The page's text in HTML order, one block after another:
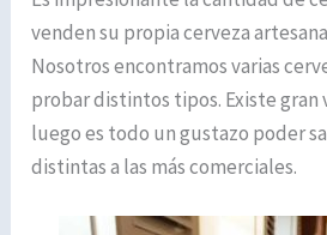
venden su propia cerveza
Nosotros encontramos varias
probar distintos tipos. Existe gran
luego es todo un gustazo poder
distintas a las más comerciales.